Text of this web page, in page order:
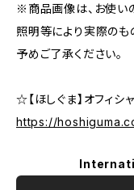
※商品画像は、お使い
照明等により実際のも
予めご了承ください。
☆【ほしぐま】オフィシ
https://